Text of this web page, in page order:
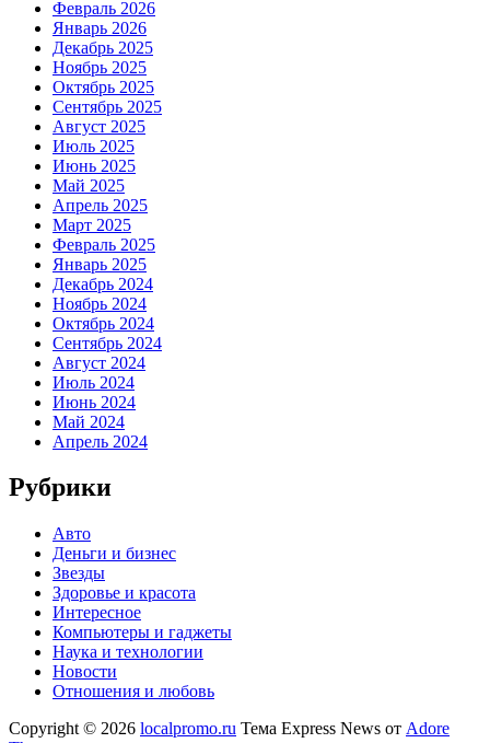
Февраль 2026
Январь 2026
Декабрь 2025
Ноябрь 2025
Октябрь 2025
Сентябрь 2025
Август 2025
Июль 2025
Июнь 2025
Май 2025
Апрель 2025
Март 2025
Февраль 2025
Январь 2025
Декабрь 2024
Ноябрь 2024
Октябрь 2024
Сентябрь 2024
Август 2024
Июль 2024
Июнь 2024
Май 2024
Апрель 2024
Рубрики
Авто
Деньги и бизнес
Звезды
Здоровье и красота
Интересное
Компьютеры и гаджеты
Наука и технологии
Новости
Отношения и любовь
Copyright © 2026 localpromo.ru Тема Express News от Adore